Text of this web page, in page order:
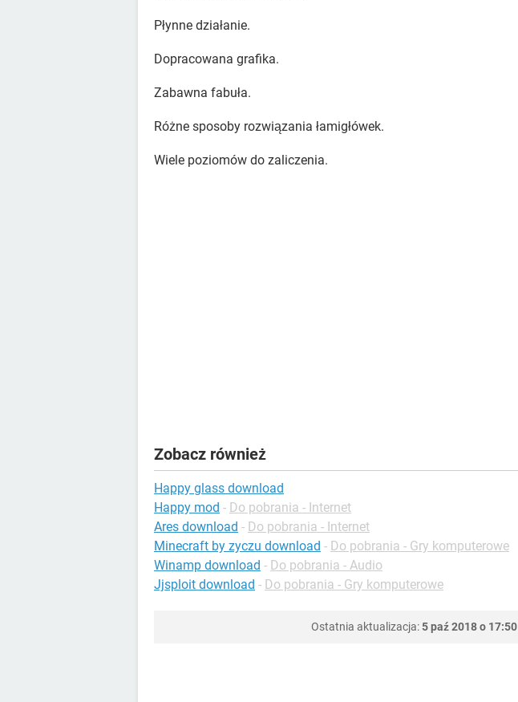
Płynne działanie.
Dopracowana grafika.
Zabawna fabuła.
Różne sposoby rozwiązania łamigłówek.
Wiele poziomów do zaliczenia.
Zobacz również
Happy glass download
Happy mod - Do pobrania - Internet
Ares download - Do pobrania - Internet
Minecraft by zyczu download - Do pobrania - Gry komputerowe
Winamp download - Do pobrania - Audio
Jjsploit download - Do pobrania - Gry komputerowe
Ostatnia aktualizacja:5 paź 2018 o 17:50